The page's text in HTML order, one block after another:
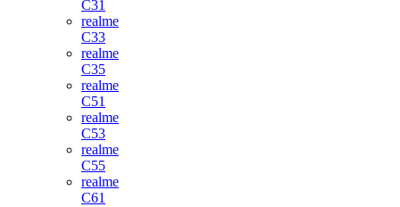
C31
realme
C33
realme
C35
realme
C51
realme
C53
realme
C55
realme
C61